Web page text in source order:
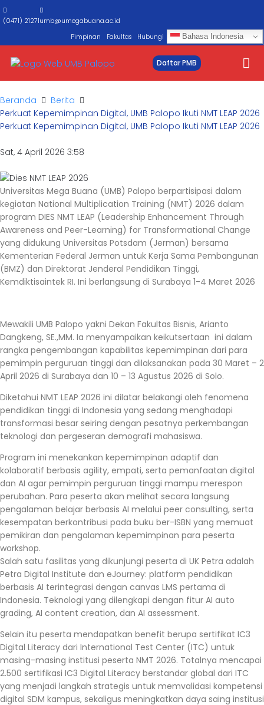
(0471) 21271umb@umegabuana.ac.id
Pimpinan Fakultas Hubungi Bahasa Indonesia
Daftar PMB
Beranda
Berita
Perkuat Kepemimpinan Digital, UMB Palopo Ikuti NMT LEAP 2026
Perkuat Kepemimpinan Digital, UMB Palopo Ikuti NMT LEAP 2026
Sat, 4 April 2026 3:58
Universitas Mega Buana (UMB) Palopo berpartisipasi dalam
kegiatan National Multiplication Training (NMT) 2026 dalam
program DIES NMT LEAP (Leadership Enhancement Through
Awareness and Peer-Learning) for Transformational Change
yang didukung Universitas Potsdam (Jerman) bersama
Kementerian Federal Jerman untuk Kerja Sama Pembangunan
(BMZ) dan Direktorat Jenderal Pendidikan Tinggi,
Kemdiktisaintek RI. Ini berlangsung di Surabaya 1-4 Maret 2026
Mewakili UMB Palopo yakni Dekan Fakultas Bisnis, Arianto
Dangkeng, SE.,MM. Ia menyampaikan keikutsertaan ini dalam
rangka pengembangan kapabilitas kepemimpinan dari para
pemimpin perguruan tinggi dan dilaksanakan pada 30 Maret – 2
April 2026 di Surabaya dan 10 – 13 Agustus 2026 di Solo.
Diketahui NMT LEAP 2026 ini dilatar belakangi oleh fenomena
pendidikan tinggi di Indonesia yang sedang menghadapi
transformasi besar seiring dengan pesatnya perkembangan
teknologi dan pergeseran demografi mahasiswa.
Program ini menekankan kepemimpinan adaptif dan
kolaboratif berbasis agility, empati, serta pemanfaatan digital
dan AI agar pemimpin perguruan tinggi mampu merespon
perubahan. Para peserta akan melihat secara langsung
pengalaman belajar berbasis AI melalui peer consulting, serta
kesempatan berkontribusi pada buku ber-ISBN yang memuat
pemikiran dan pengalaman kepemimpinan para peserta
workshop.
Salah satu fasilitas yang dikunjungi peserta di UK Petra adalah
Petra Digital Institute dan eJourney: platform pendidikan
berbasis AI terintegrasi dengan canvas LMS pertama di
Indonesia. Teknologi yang dilengkapi dengan fitur AI auto
grading, AI content creation, dan AI assessment.
Selain itu peserta mendapatkan benefit berupa sertifikat IC3
Digital Literacy dari International Test Center (ITC) untuk
masing-masing institusi peserta NMT 2026. Totalnya mencapai
2.500 sertifikasi IC3 Digital Literacy berstandar global dari ITC
yang menjadi langkah strategis untuk memvalidasi kompetensi
digital SDM kampus, sekaligus meningkatkan daya saing institusi